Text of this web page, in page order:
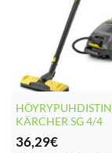
HÖYRYPUHDISTIN
KÄRCHER SG 4/4
36,29€